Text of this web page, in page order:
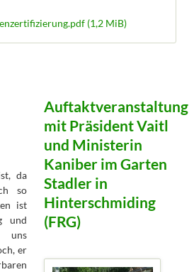
(1,2 MiB)
da
so
ist
und
uns
er
Auftaktveranstaltung
mit Präsident Vaitl
und Ministerin
Kaniber im Garten
Stadler in
Hinterschmiding
(FRG)